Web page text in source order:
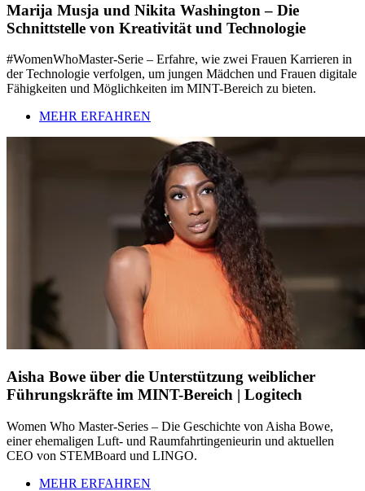
Marija Musja und Nikita Washington – Die
Schnittstelle von Kreativität und Technologie
#WomenWhoMaster-Serie – Erfahre, wie zwei Frauen Karrieren in
der Technologie verfolgen, um jungen Mädchen und Frauen digitale
Fähigkeiten und Möglichkeiten im MINT-Bereich zu bieten.
MEHR ERFAHREN
Aisha Bowe über die Unterstützung weiblicher
Führungskräfte im MINT-Bereich | Logitech
Women Who Master-Series – Die Geschichte von Aisha Bowe,
einer ehemaligen Luft- und Raumfahrtingenieurin und aktuellen
CEO von STEMBoard und LINGO.
MEHR ERFAHREN